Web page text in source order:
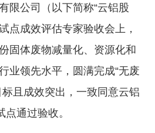
限公司（以下简称“云铝股
点成效评估专家验收会上，
固体废物减量化、资源化和
业领先水平，圆满完成“无废
且成效突出，一致同意云铝
点通过验收。